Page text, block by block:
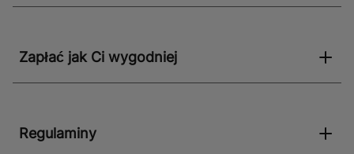
Zapłać jak Ci wygodniej
Regulaminy